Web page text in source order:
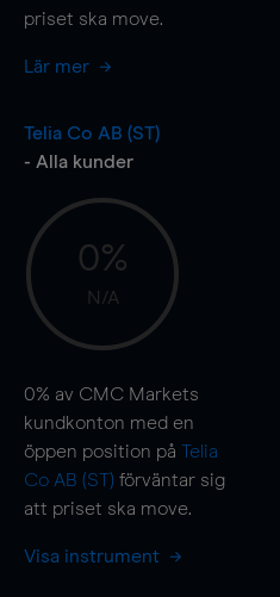
priset ska move.
Lär mer
Telia Co AB (ST)
- Alla kunder
0%
N/A
0% av CMC Markets
kundkonton med en
öppen position på Telia
Co AB (ST) förväntar sig
att priset ska move.
Visa instrument